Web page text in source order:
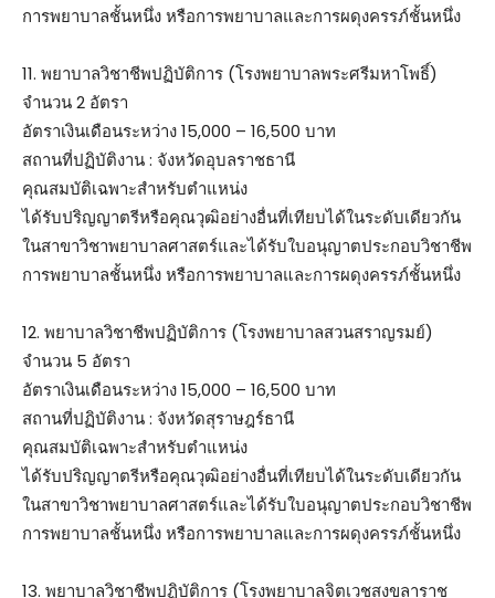
การพยาบาลชั้นหนึ่ง หรือการพยาบาลและการผดุงครรภ์ชั้นหนึ่ง
11. พยาบาลวิชาชีพปฏิบัติการ (โรงพยาบาลพระศรีมหาโพธิ์)
จำนวน 2 อัตรา
อัตราเงินเดือนระหว่าง 15,000 – 16,500 บาท
สถานที่ปฏิบัติงาน : จังหวัดอุบลราชธานี
คุณสมบัติเฉพาะสำหรับตำแหน่ง
ได้รับปริญญาตรีหรือคุณวุฒิอย่างอื่นที่เทียบได้ในระดับเดียวกัน
ในสาขาวิชาพยาบาลศาสตร์และได้รับใบอนุญาตประกอบวิชาชีพ
การพยาบาลชั้นหนึ่ง หรือการพยาบาลและการผดุงครรภ์ชั้นหนึ่ง
12. พยาบาลวิชาชีพปฏิบัติการ (โรงพยาบาลสวนสราญรมย์)
จำนวน 5 อัตรา
อัตราเงินเดือนระหว่าง 15,000 – 16,500 บาท
สถานที่ปฏิบัติงาน : จังหวัดสุราษฎร์ธานี
คุณสมบัติเฉพาะสำหรับตำแหน่ง
ได้รับปริญญาตรีหรือคุณวุฒิอย่างอื่นที่เทียบได้ในระดับเดียวกัน
ในสาขาวิชาพยาบาลศาสตร์และได้รับใบอนุญาตประกอบวิชาชีพ
การพยาบาลชั้นหนึ่ง หรือการพยาบาลและการผดุงครรภ์ชั้นหนึ่ง
13. พยาบาลวิชาชีพปฏิบัติการ (โรงพยาบาลจิตเวชสงขลาราช